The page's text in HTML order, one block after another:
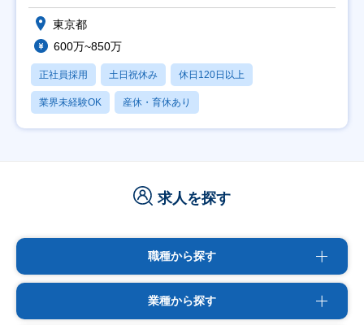
東京都
600万~850万
正社員採用 土日祝休み 休日120日以上
業界未経験OK 産休・育休あり
求人を探す
職種から探す
業種から探す